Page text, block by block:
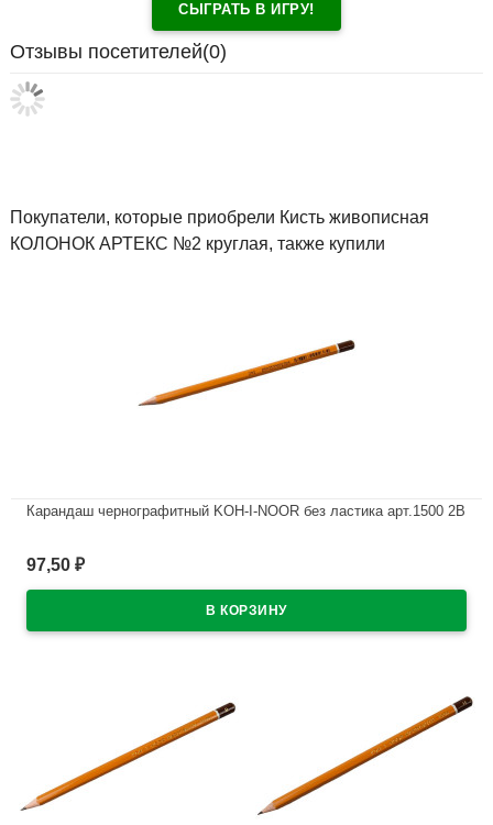
СЫГРАТЬ В ИГРУ!
Отзывы посетителей(0)
Покупатели, которые приобрели Кисть живописная
КОЛОНОК АРТЕКС №2 круглая, также купили
Карандаш чернографитный KOH-I-NOOR без ластика арт.1500 2В
97,50 ₽